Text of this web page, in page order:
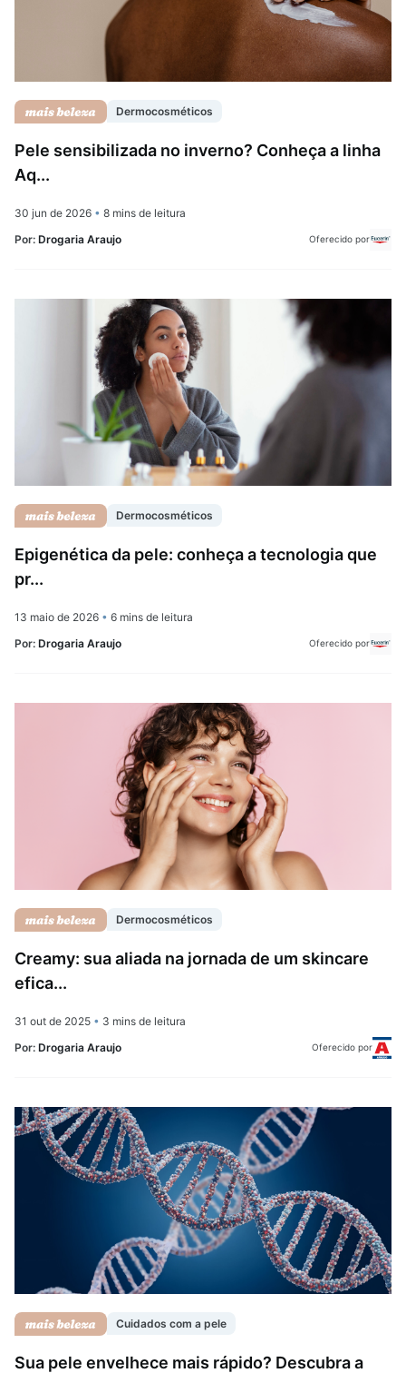
Dermocosméticos
Pele sensibilizada no inverno? Conheça a linha
Aq...
30 jun de 2026 • 8 mins de leitura
Por: Drogaria Araujo Oferecido por
Dermocosméticos
Epigenética da pele: conheça a tecnologia que
pr...
13 maio de 2026 • 6 mins de leitura
Por: Drogaria Araujo Oferecido por
Dermocosméticos
Creamy: sua aliada na jornada de um skincare
efica...
31 out de 2025 • 3 mins de leitura
Por: Drogaria Araujo Oferecido por
Cuidados com a pele
Sua pele envelhece mais rápido? Descubra a